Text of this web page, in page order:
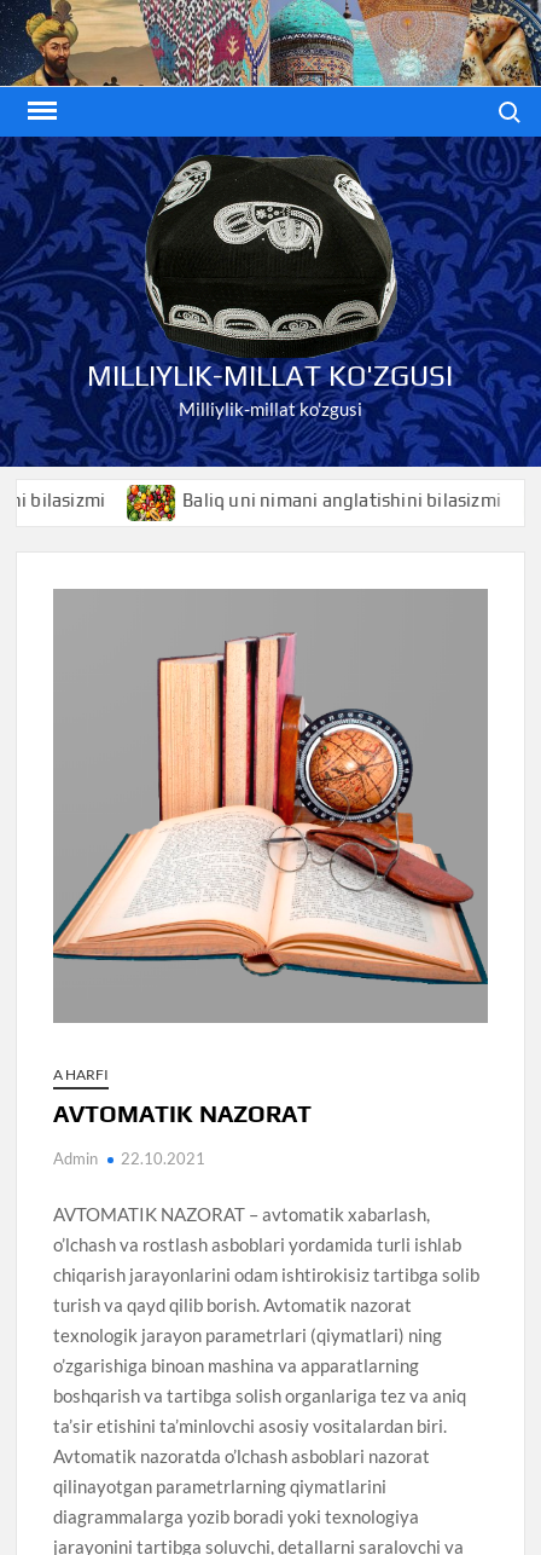
Skip
to
content
MILLIYLIK-MILLAT KO'ZGUSI
Milliylik-millat ko'zgusi
Baliq uni nimani anglatishini bilasizmi
A HARFI
AVTOMATIK NAZORAT
Admin 22.10.2021
AVTOMATIK NAZORAT – avtomatik xabarlash,
o’lchash va rostlash asboblari yordamida turli ishlab
chiqarish jarayonlarini odam ishtirokisiz tartibga solib
turish va qayd qilib borish. Avtomatik nazorat
texnologik jarayon parametrlari (qiymatlari) ning
o’zgarishiga binoan mashina va apparatlarning
boshqarish va tartibga solish organlariga tez va aniq
ta’sir etishini ta’minlovchi asosiy vositalardan biri.
Avtomatik nazoratda o’lchash asboblari nazorat
qilinayotgan parametrlarning qiymatlarini
diagrammalarga yozib boradi yoki texnologiya
jarayonini tartibga soluvchi, detallarni saralovchi va